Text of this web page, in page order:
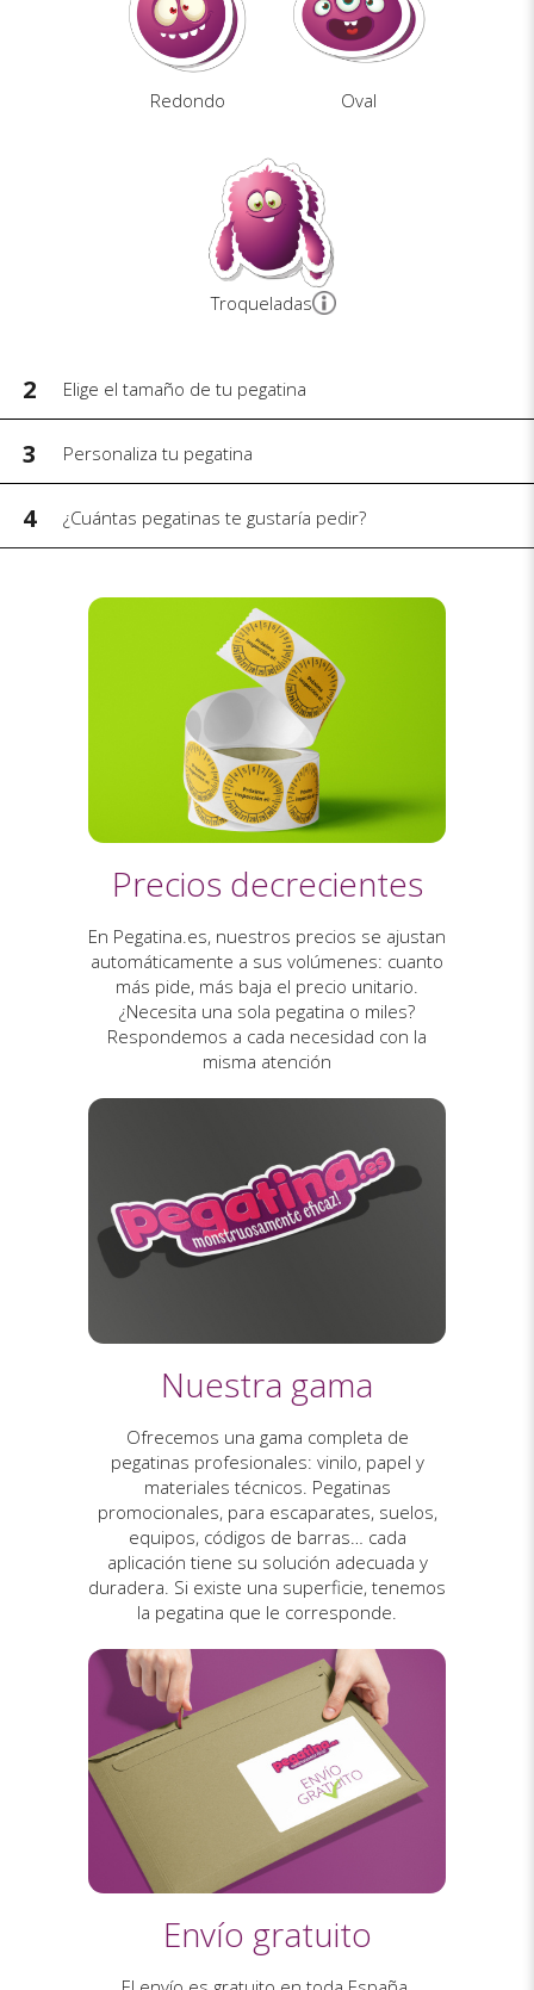
Redondo Oval
Troqueladas
2 Elige el tamaño de tu pegatina
3 Personaliza tu pegatina
4 ¿Cuántas pegatinas te gustaría pedir?
Precios decrecientes
En Pegatina.es, nuestros precios se ajustan
automáticamente a sus volúmenes: cuanto
más pide, más baja el precio unitario.
¿Necesita una sola pegatina o miles?
Respondemos a cada necesidad con la
misma atención
Nuestra gama
Ofrecemos una gama completa de
pegatinas profesionales: vinilo, papel y
materiales técnicos. Pegatinas
promocionales, para escaparates, suelos,
equipos, códigos de barras… cada
aplicación tiene su solución adecuada y
duradera. Si existe una superficie, tenemos
la pegatina que le corresponde.
Envío gratuito